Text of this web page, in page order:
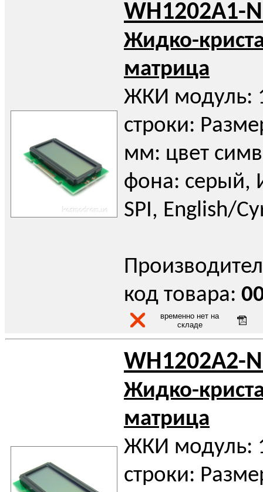
WH1202A1-
Жидко-
матрица
ЖКИ модуль:
строки:
мм: цвет
фона: серый,
SPI, English/
код товара:
временно нет на
складе
WH1202A2-
Жидко-
матрица
ЖКИ модуль:
строки: